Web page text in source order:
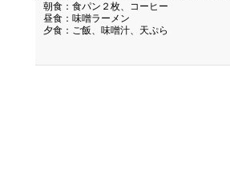
朝食：食パン２枚、コーヒー
昼食：味噌ラーメン
夕食：ご飯、味噌汁、天ぷら